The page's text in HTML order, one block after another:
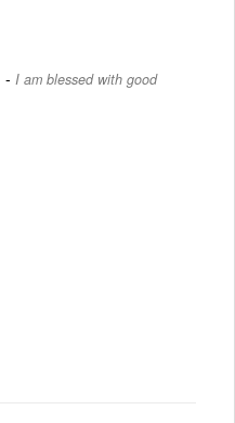
- I am blessed with good